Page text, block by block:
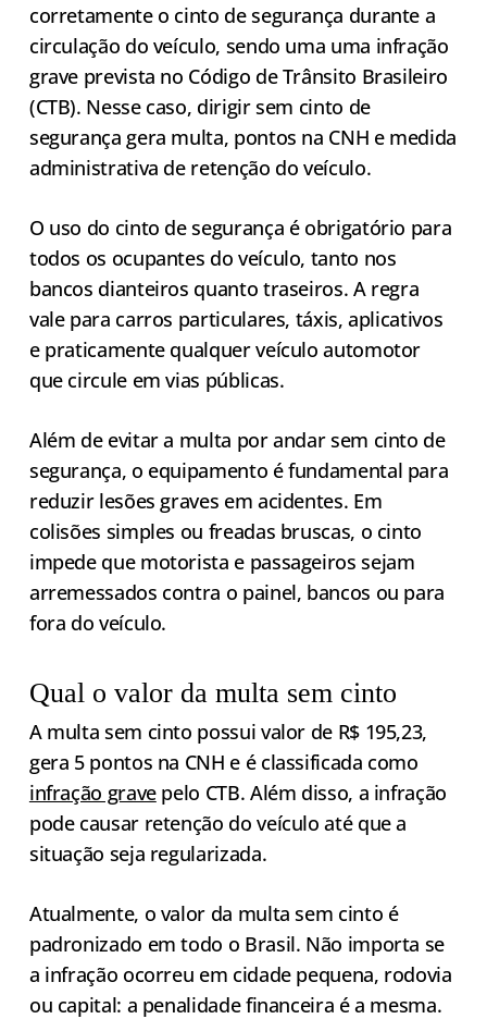
corretamente o cinto de segurança durante a
circulação do veículo, sendo uma uma infração
grave prevista no Código de Trânsito Brasileiro
(CTB). Nesse caso, dirigir sem cinto de
segurança gera multa, pontos na CNH e medida
administrativa de retenção do veículo.
O uso do cinto de segurança é obrigatório para
todos os ocupantes do veículo, tanto nos
bancos dianteiros quanto traseiros. A regra
vale para carros particulares, táxis, aplicativos
e praticamente qualquer veículo automotor
que circule em vias públicas.
Além de evitar a multa por andar sem cinto de
segurança, o equipamento é fundamental para
reduzir lesões graves em acidentes. Em
colisões simples ou freadas bruscas, o cinto
impede que motorista e passageiros sejam
arremessados contra o painel, bancos ou para
fora do veículo.
Qual o valor da multa sem cinto
A multa sem cinto possui valor de R$ 195,23,
gera 5 pontos na CNH e é classificada como
infração gravepelo CTB. Além disso, a infração
pode causar retenção do veículo até que a
situação seja regularizada.
Atualmente, o valor da multa sem cinto é
padronizado em todo o Brasil. Não importa se
a infração ocorreu em cidade pequena, rodovia
ou capital: a penalidade financeira é a mesma.